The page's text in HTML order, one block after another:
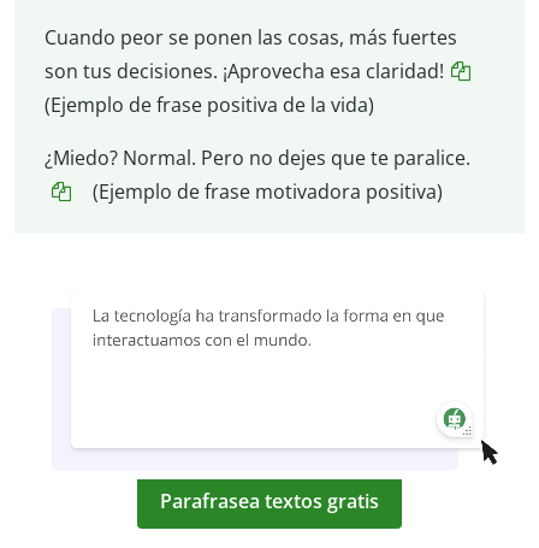
Cuando peor se ponen las cosas, más fuertes
son tus decisiones. ¡Aprovecha esa claridad!
(Ejemplo de frase positiva de la vida)
¿Miedo? Normal. Pero no dejes que te paralice.
(Ejemplo de frase motivadora positiva)
Parafrasea textos gratis